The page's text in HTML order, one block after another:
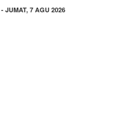
- JUMAT, 7 AGU 2026
- JUMAT, 7 AGU 2026